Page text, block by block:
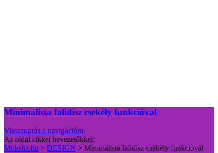
Minimalista falidísz csekély funkcióval
Visszaugrás a navigációra
Az oldal cikkei bevezetőkkel:
Moksha.hu > DESIGN > Minimalista falidísz csekély funkcióval